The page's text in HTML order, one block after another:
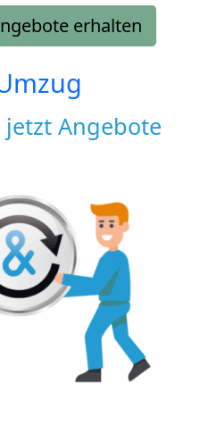
erhalten
jetzt Angebote